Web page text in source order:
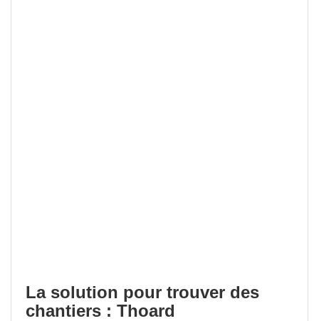
La solution pour trouver des
chantiers : Thoard